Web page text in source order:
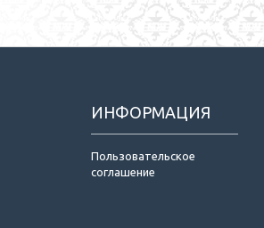
ИНФОРМАЦИЯ
Пользовательское
соглашение